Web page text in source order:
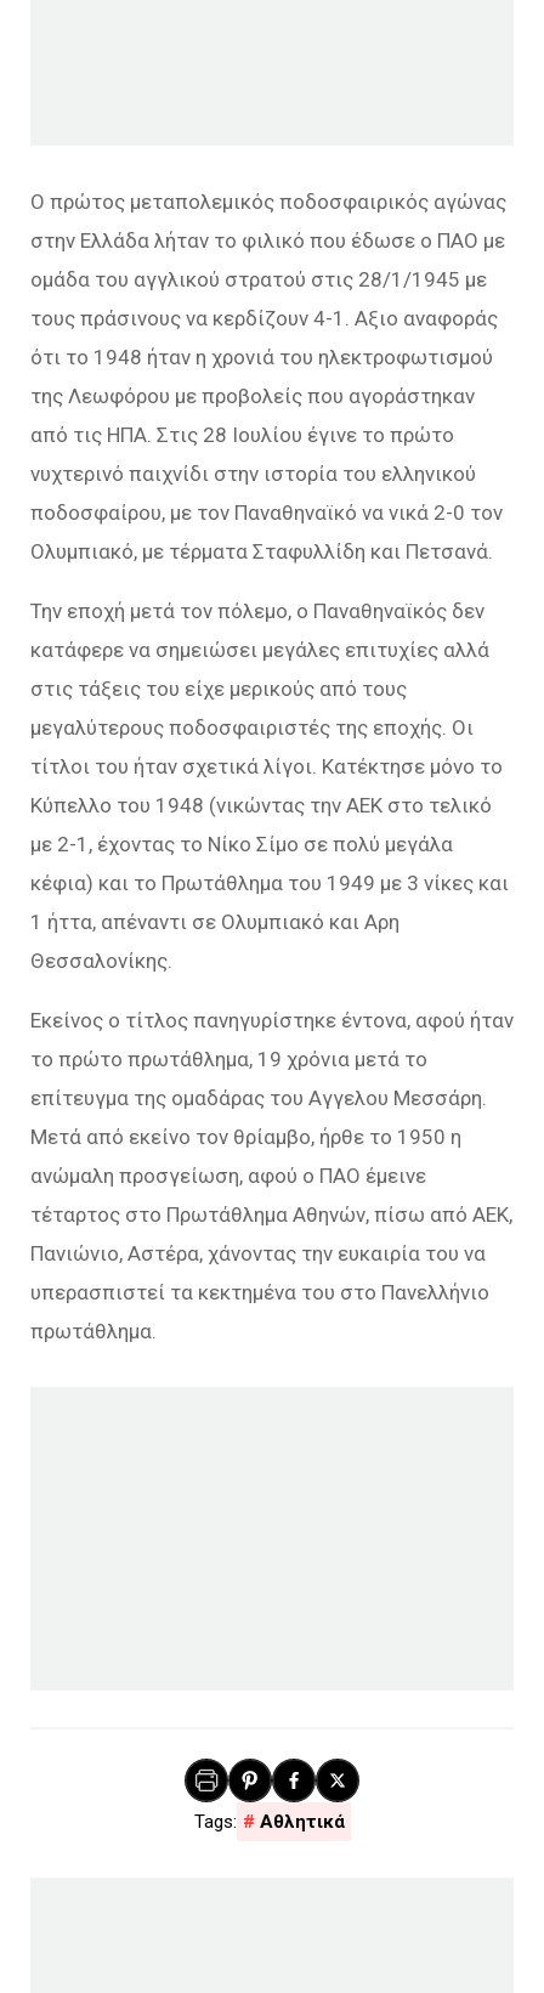
Ο πρώτος μεταπολεμικός ποδοσφαιρικός αγώνας
στην Ελλάδα λήταν το φιλικό που έδωσε ο ΠΑΟ με
ομάδα του αγγλικού στρατού στις 28/1/1945 με
τους πράσινους να κερδίζουν 4-1. Αξιο αναφοράς
ότι το 1948 ήταν η χρονιά του ηλεκτροφωτισμού
της Λεωφόρου με προβολείς που αγοράστηκαν
από τις ΗΠΑ. Στις 28 Ιουλίου έγινε το πρώτο
νυχτερινό παιχνίδι στην ιστορία του ελληνικού
ποδοσφαίρου, με τον Παναθηναϊκό να νικά 2-0 τον
Ολυμπιακό, με τέρματα Σταφυλλίδη και Πετσανά.
Την εποχή μετά τον πόλεμο, ο Παναθηναϊκός δεν
κατάφερε να σημειώσει μεγάλες επιτυχίες αλλά
στις τάξεις του είχε μερικούς από τους
μεγαλύτερους ποδοσφαιριστές της εποχής. Οι
τίτλοι του ήταν σχετικά λίγοι. Κατέκτησε μόνο το
Κύπελλο του 1948 (νικώντας την ΑΕΚ στο τελικό
με 2-1, έχοντας το Νίκο Σίμο σε πολύ μεγάλα
κέφια) και το Πρωτάθλημα του 1949 με 3 νίκες και
1 ήττα, απέναντι σε Ολυμπιακό και Αρη
Θεσσαλονίκης.
Εκείνος ο τίτλος πανηγυρίστηκε έντονα, αφού ήταν
το πρώτο πρωτάθλημα, 19 χρόνια μετά το
επίτευγμα της ομαδάρας του Αγγελου Μεσσάρη.
Μετά από εκείνο τον θρίαμβο, ήρθε το 1950 η
ανώμαλη προσγείωση, αφού ο ΠΑΟ έμεινε
τέταρτος στο Πρωτάθλημα Αθηνών, πίσω από ΑΕΚ,
Πανιώνιο, Αστέρα, χάνοντας την ευκαιρία του να
υπερασπιστεί τα κεκτημένα του στο Πανελλήνιο
πρωτάθλημα.
Αθλητικά